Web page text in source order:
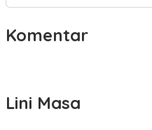
Komentar
Lini Masa